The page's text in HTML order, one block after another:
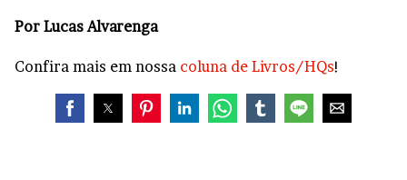
Por Lucas Alvarenga
Confira mais em nossa coluna de Livros/HQs!